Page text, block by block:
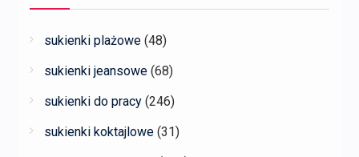
sukienki plażowe (48)
sukienki jeansowe (68)
sukienki do pracy (246)
sukienki koktajlowe (31)